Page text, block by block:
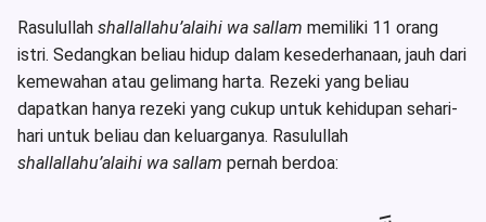
Rasulullah shallallahu’alaihi wa sallam memiliki 11 orang
istri. Sedangkan beliau hidup dalam kesederhanaan, jauh dari
kemewahan atau gelimang harta. Rezeki yang beliau
dapatkan hanya rezeki yang cukup untuk kehidupan sehari-
hari untuk beliau dan keluarganya. Rasulullah
shallallahu’alaihi wa sallam pernah berdoa: